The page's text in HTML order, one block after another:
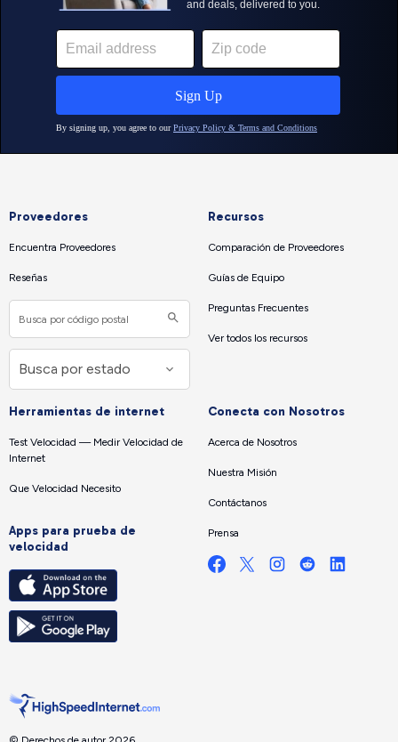
Proveedores
Encuentra Proveedores
Reseñas
Recursos
Comparación de Proveedores
Guías de Equipo
Preguntas Frecuentes
Ver todos los recursos
Herramientas de internet
Test Velocidad — Medir Velocidad de
Internet
Que Velocidad Necesito
Apps para prueba de
velocidad
Conecta con Nosotros
Acerca de Nosotros
Nuestra Misión
Contáctanos
Prensa